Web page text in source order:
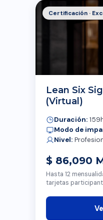
Certificación ·
Lean Six
(Virtual)
Duración:
Modo de
Nivel:
$ 86,090
Hasta 12
tarjetas